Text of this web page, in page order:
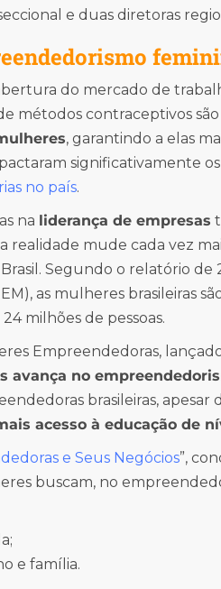
e duas diretoras
do mercado de
métodos contraceptivos
, garantindo a elas
significativamente os
no país.
na liderança de empresas
realidade mude cada vez
Segundo o relatório de
as mulheres brasileiras
milhões de pessoas.
Empreendedoras,
avança no
brasileiras, apesar
acesso à educação de
e Seus Negócios”,
buscam, no
e família.